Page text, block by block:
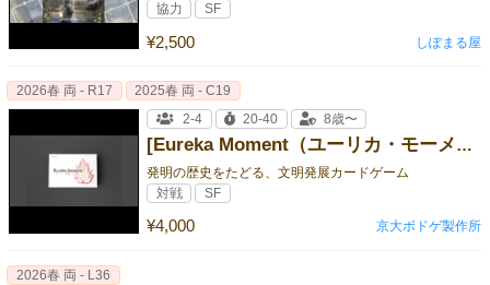
¥2,500
協力 SF
しぽまる屋
[Eureka Moment（ユーリカ・モーメント）｜京大ボドゲ製作所]
発明の歴史をたどる、文明発展カードゲーム
¥4,000
2026春 両 - R17
2025春 両 - C19
2-4
20-40 8歳〜
対戦 SF
京大ボドゲ製作所
2026春 両 - L36